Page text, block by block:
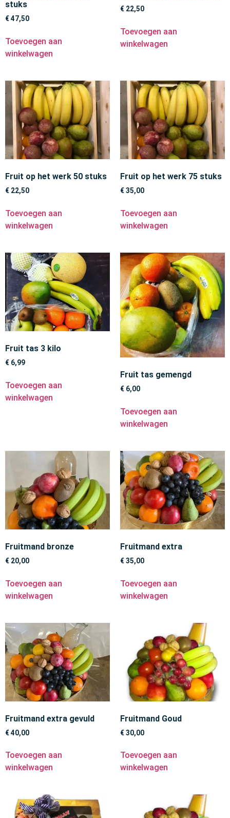
stuks
€47,50
Toevoegen aan
winkelwagen
€ 22,50
Toevoegen aan
winkelwagen
Fruit op het werk 50 stuks
€ 22,50
Toevoegen aan
winkelwagen
Fruit op het werk 75 stuks
€35,00
Toevoegen aan
winkelwagen
Fruit tas 3 kilo
€ 6,99
Toevoegen aan
winkelwagen
Fruit tas gemengd
€ 6,00
Toevoegen aan
winkelwagen
Fruitmand bronze
€ 20,00
Toevoegen aan
winkelwagen
Fruitmand extra
€35,00
Toevoegen aan
winkelwagen
Fruitmand extra gevuld
€40,00
Toevoegen aan
winkelwagen
Fruitmand Goud
€30,00
Toevoegen aan
winkelwagen